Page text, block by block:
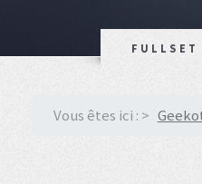
FULLSET
Vous êtes ici :